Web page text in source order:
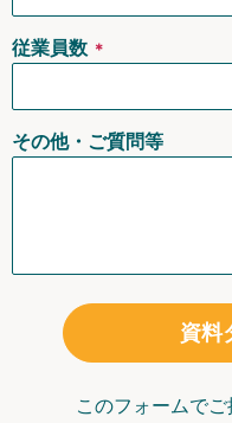
従業員数 ＊
その他・ご質問等
資料
このフォームでご